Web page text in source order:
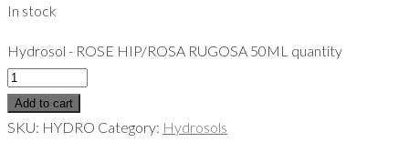
In stock
Hydrosol - ROSE HIP/ROSA RUGOSA 50ML quantity
Add to cart
SKU: HYDRO Category: Hydrosols